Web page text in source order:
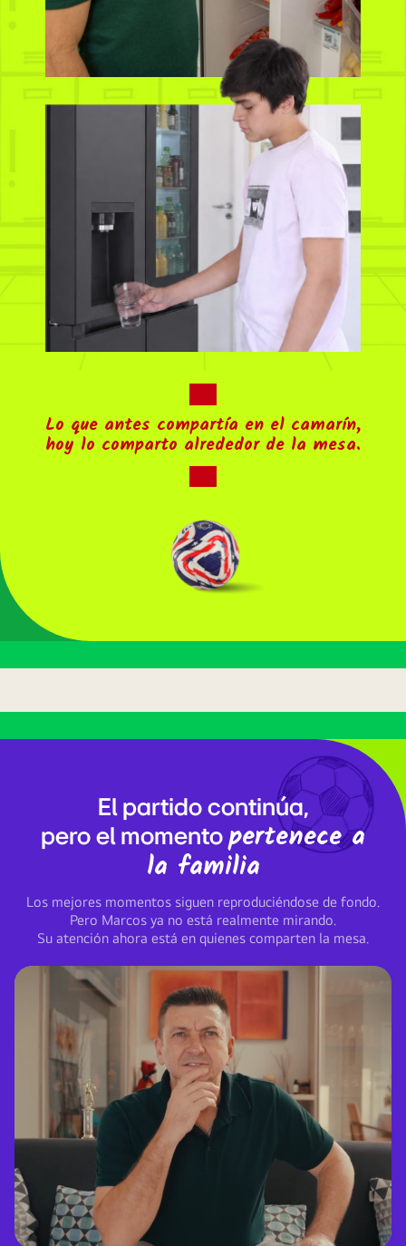
Lo que antes compartía en el camarín,
hoy lo comparto alrededor de la mesa.
El partido continúa,
pero el momento pertenece a
la familia
Los mejores momentos siguen reproduciéndose de fondo.
Pero Marcos ya no está realmente mirando.
Su atención ahora está en quienes comparten la mesa.